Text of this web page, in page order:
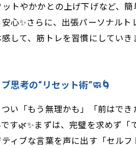
トやかかとの上げ下げなど、
心✨さらに、出張パーソナル
して、筋トレを習慣にしていき
思考の“リセット術”🧼🌀
い「もう無理かも」「前はで
す🌿✨まずは、完璧を求めず
ィブな言葉を声に出す「セル